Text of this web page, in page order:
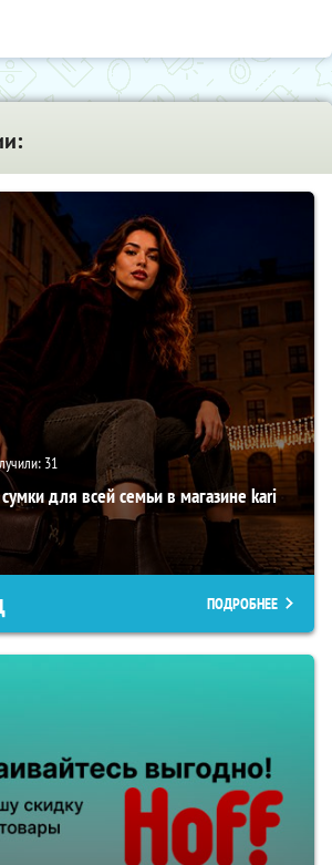
31
для всей семьи в магазине kari
ПОДРОБНЕЕ